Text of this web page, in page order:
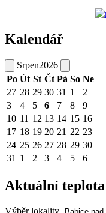
Kalendář
Srpen2026
Po Út St Čt Pá So Ne
27 28 29 30 31 1
2
3
4 5 6 7 8
9
10 11 12 13 14 15 16
17 18 19 20 21 22 23
24 25 26 27 28 29 30
31 1 2 3 4 5 6
Aktuální teplota
Výběr lokality